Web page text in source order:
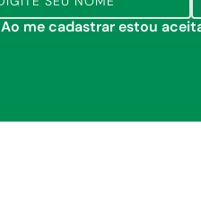
Ao me cadastrar estou